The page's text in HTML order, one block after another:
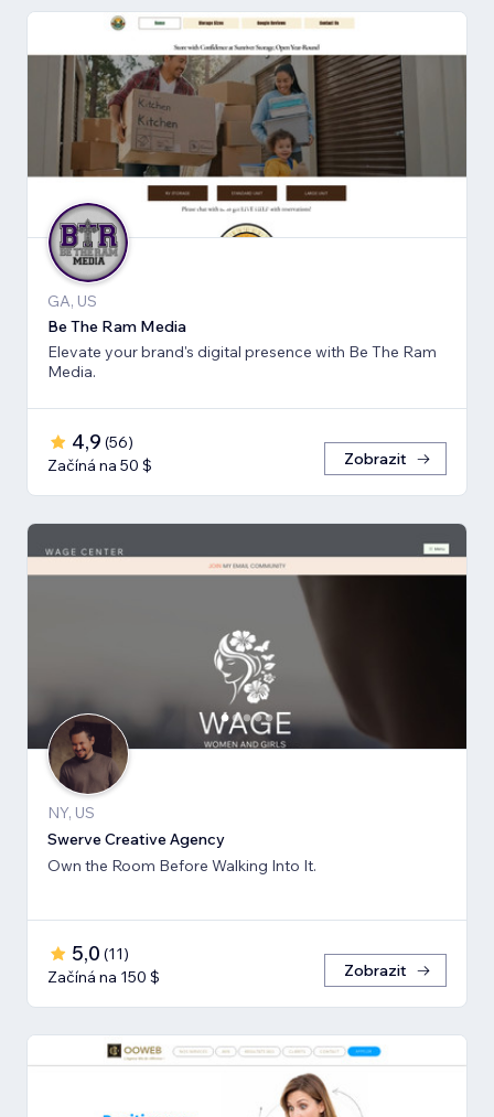
GA, US
Be The Ram Media
Elevate your brand's digital presence with Be The Ram
Media.
4,9 (56)
Začíná na 50 $
Zobrazit
NY, US
Swerve Creative Agency
Own the Room Before Walking Into It.
5,0 (11)
Začíná na 150 $
Zobrazit